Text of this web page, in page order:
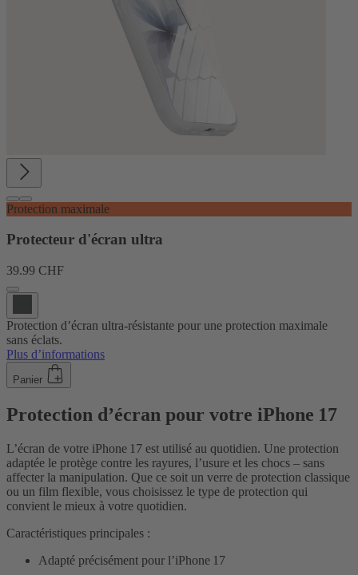
Protection maximale
Protecteur d'écran ultra
39.99 CHF
Protection d’écran ultra-résistante pour une protection maximale
sans éclats.
Plus d’informations
Panier
Protection d’écran pour votre iPhone 17
L’écran de votre iPhone 17 est utilisé au quotidien. Une protection
adaptée le protège contre les rayures, l’usure et les chocs – sans
affecter la manipulation. Que ce soit un verre de protection classique
ou un film flexible, vous choisissez le type de protection qui
convient le mieux à votre quotidien.
Caractéristiques principales :
Adapté précisément pour l’iPhone 17